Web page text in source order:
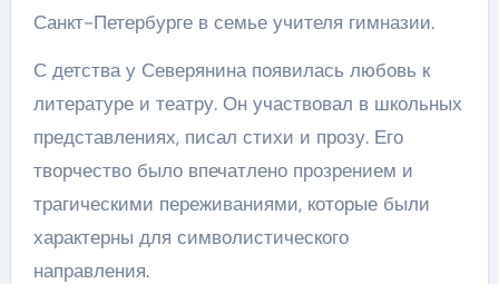
Санкт-Петербурге в семье учителя гимназии.
С детства у Северянина появилась любовь к
литературе и театру. Он участвовал в школьных
представлениях, писал стихи и прозу. Его
творчество было впечатлено прозрением и
трагическими переживаниями, которые были
характерны для символистического
направления.